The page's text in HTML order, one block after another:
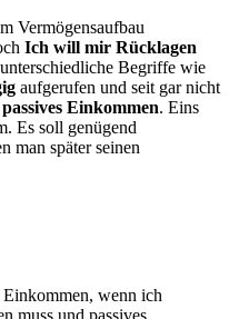
Vermögensaufbau
Ich will mir Rücklagen
Begriffe wie
aufgerufen und seit gar nicht
Einkommen. Eins
Es soll genügend
man später seinen
Einkommen, wenn ich
muss und passives